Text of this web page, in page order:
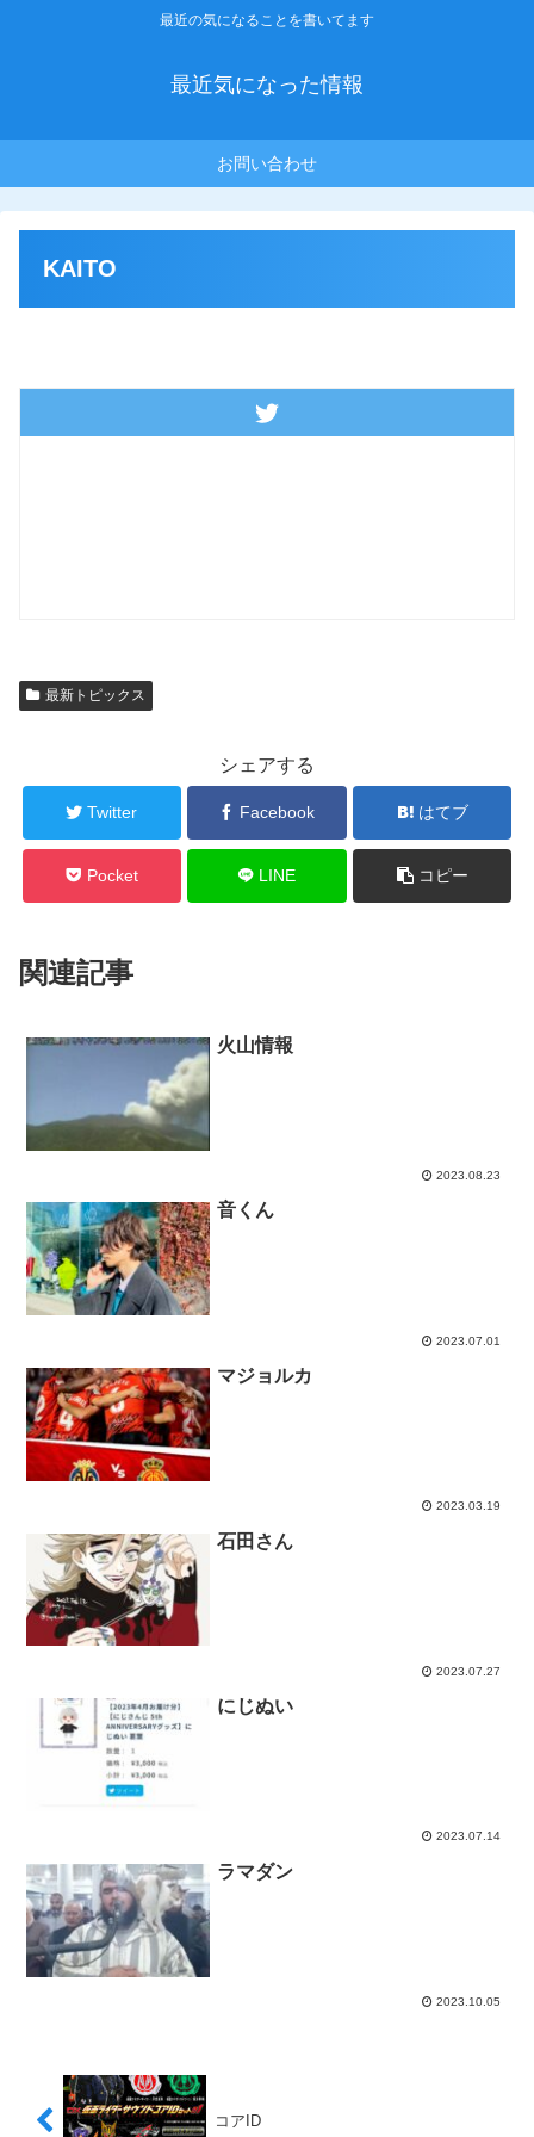
最近の気になることを書いてます
最近気になった情報
お問い合わせ
KAITO
最新トピックス
シェアする
Twitter Facebook はてブ
Pocket LINE コピー
関連記事
火山情報
2023.08.23
音くん
2023.07.01
マジョルカ
2023.03.19
石田さん
2023.07.27
にじぬい
2023.07.14
ラマダン
2023.10.05
コアID